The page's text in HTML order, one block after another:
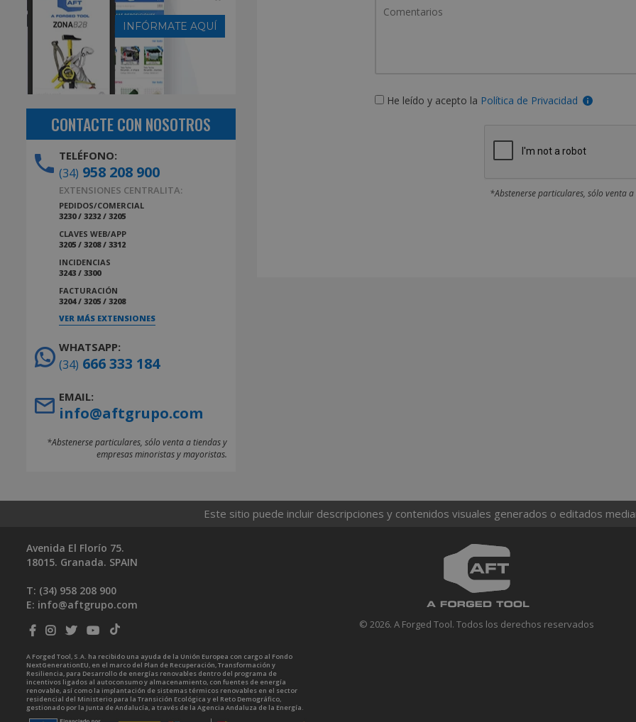
He leído y acepto la Política de Privacidad
*Abstenerse particulares, sólo venta
INFÓRMATE AQUÍ
CONTACTE CON NOSOTROS
TELÉFONO:
(34) 958 208 900
EXTENSIONES CENTRALITA:
PEDIDOS/COMERCIAL
3230 / 3232 / 3205
CLAVES WEB/APP
3205 / 3208 / 3312
INCIDENCIAS
3243 / 3300
FACTURACIÓN
3204 / 3205 / 3208
VER MÁS EXTENSIONES
WHATSAPP:
(34) 666 333 184
EMAIL:
info@aftgrupo.com
*Abstenerse particulares, sólo venta a tiendas y
empresas minoristas y mayoristas.
Este sitio puede incluir descripciones y contenidos visuales generados o editados
© 2026. A Forged Tool. Todos los derechos reservados
Avenida El Florío 75.
18015. Granada. SPAIN
T: (34) 958 208 900
E: info@aftgrupo.com
A Forged Tool, S.A. ha recibido una ayuda de la Unión Europea con cargo al Fondo
NextGenerationEU, en el marco del Plan de Recuperación, Transformación y
Resiliencia, para Desarrollo de energías renovables dentro del programa de
incentivos ligados al autoconsumo y almacenamiento, con fuentes de energía
renovable, así como la implantación de sistemas térmicos renovables en el sector
residencial del Ministerio para la Transición Ecológica y el Reto Demográfico,
gestionado por la Junta de Andalucía, a través de la Agencia Andaluza de la Energía.